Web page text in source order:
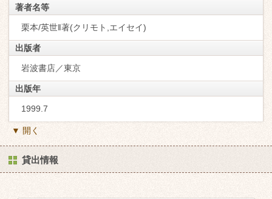
著者名等
栗本/英世‖著(クリモト,エイセイ)
出版者
岩波書店／東京
出版年
1999.7
▼ 開く
貸出情報